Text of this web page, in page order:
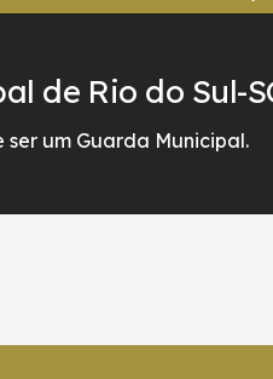
de Rio do Sul-
ser um Guarda Municipal.